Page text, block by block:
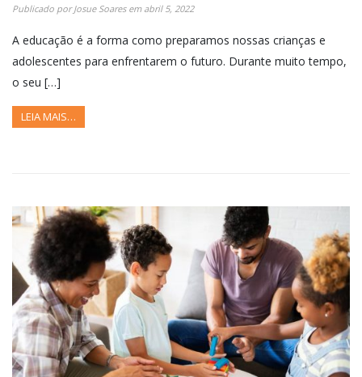
Publicado porJosue Soaresem abril 5, 2022
A educação é a forma como preparamos nossas crianças e
adolescentes para enfrentarem o futuro. Durante muito tempo,
o seu […]
LEIA MAIS…